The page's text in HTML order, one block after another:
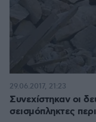
Συνεχίστηκαν οι
σεισμόπληκτες
29.06.2017, 21:23